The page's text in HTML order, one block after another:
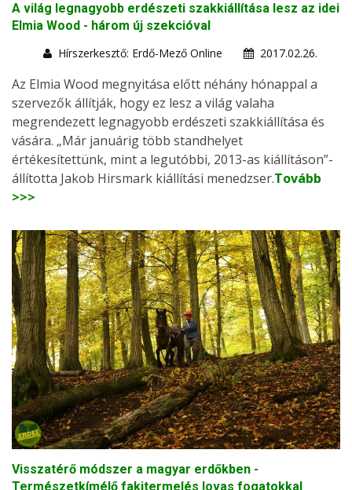
A világ legnagyobb erdészeti szakkiállítása lesz az idei
Elmia Wood - három új szekcióval
Hírszerkesztő: Erdő-Mező Online
2017.02.26.
Az Elmia Wood megnyitása előtt néhány hónappal a
szervezők állítják, hogy ez lesz a világ valaha
megrendezett legnagyobb erdészeti szakkiállítása és
vására. „Már januárig több standhelyet
értékesítettünk, mint a legutóbbi, 2013-as kiállításon”-
állította Jakob Hirsmark kiállítási menedzser.Tovább
>>>
Visszatérő módszer a magyar erdőkben -
Természetkímélő fakitermelés lovas fogatokkal